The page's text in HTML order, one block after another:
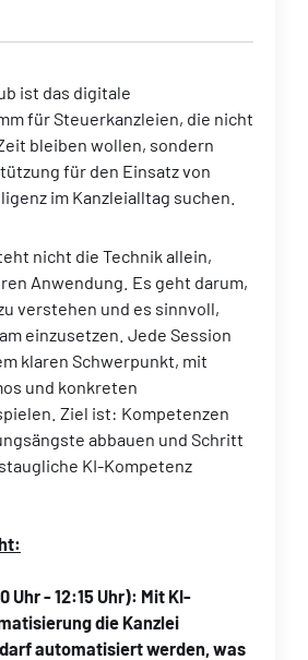
ist das digitale
für Steuerkanzleien, die nicht
bleiben wollen, sondern
für den Einsatz von
im Kanzleialltag suchen.
nicht die Technik allein,
Anwendung. Es geht darum,
verstehen und es sinnvoll,
einzusetzen. Jede Session
klaren Schwerpunkt, mit
und konkreten
Ziel ist: Kompetenzen
abbauen und Schritt
KI-Kompetenz
Uhr - 12:15 Uhr): Mit KI-
die Kanzlei
automatisiert werden, was